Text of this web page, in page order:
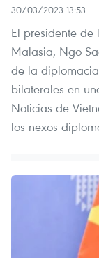
30/03/2023 13:53
El presidente
Malasia, Ngo
de la
bilaterales en
Noticias de
los nexos